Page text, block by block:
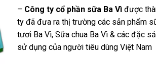
– Công ty cổ phần sữa Ba Vì được
ty đã đưa ra thị trường các sản phẩm
tươi Ba Vì, Sữa chua Ba Vì & các đặc
sử dụng của người tiêu dùng Việt Nam